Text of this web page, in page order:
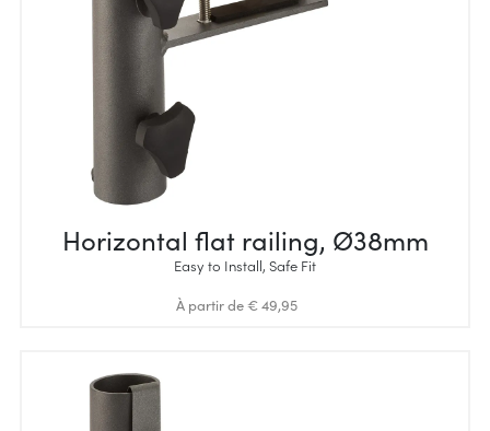
Horizontal flat railing, Ø38mm
Easy to Install, Safe Fit
À partir de € 49,95